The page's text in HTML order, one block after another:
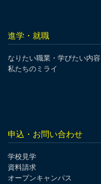
進学・就職
なりたい職業・学びたい内容
私たちのミライ
申込・お問い合わせ
学校見学
資料請求
オープンキャンパス